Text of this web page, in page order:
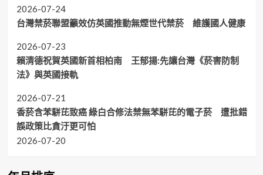
2026-07-24
台灣禁菸聯盟籲效仿英國推動無煙世代禁菸 維護國人健康
2026-07-23
賴清德祝賀英國新首相柏南 王郁揚:先讓台灣《菸害防制
法》與英國接軌
2026-07-21
香菸含苯駢芘致癌 綠白合修法禁無苯駢芘的電子菸 遭批錯
誤政策比貪汙更可怕
2026-07-20